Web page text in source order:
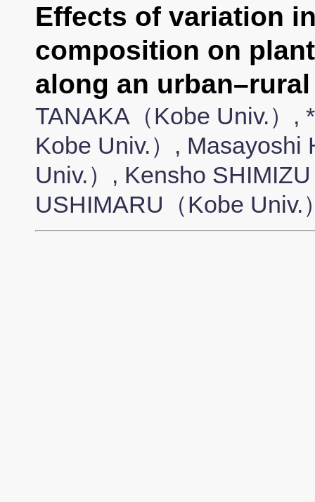
Effects of variation
composition on
along an
TANAKA（Kobe Univ.）,
Kobe Univ.）, Masayoshi
Univ.）, Kensho
USHIMARU（Kobe Univ.